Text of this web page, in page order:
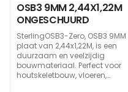
OSB3 9MM 2,44X1,22M
ONGESCHUURD
SterlingOSB3-Zero, OSB3 9MM
plaat van 2,44x1,22M, is een
duurzaam en veelzijdig
bouwmateriaal. Perfect voor
houtskeletbouw, vloeren,